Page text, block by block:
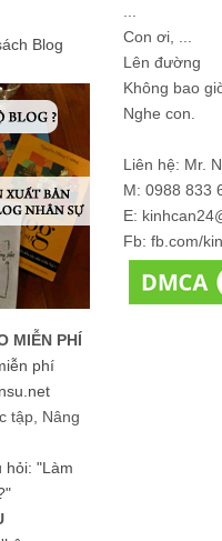
Blog
MIỄN PHÍ
phí
tập, Nâng
hỏi: "Làm
Con ơi, ...
Lên đường
Không bao
Nghe con.
Liên hệ: Mr.
M: 0988 833
E:
Fb: fb.com/